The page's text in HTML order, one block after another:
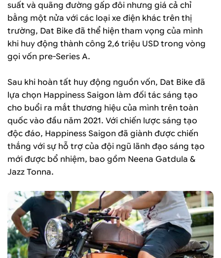
suất và quãng đường gấp đôi nhưng giá cả chỉ
bằng một nửa với các loại xe điện khác trên thị
trường, Dat Bike đã thể hiện tham vọng của mình
khi huy động thành công 2,6 triệu USD trong vòng
gọi vốn pre-Series A.
Sau khi hoàn tất huy động nguồn vốn, Dat Bike đã
lựa chọn Happiness Saigon làm đối tác sáng tạo
cho buổi ra mắt thương hiệu của mình trên toàn
quốc vào đầu năm 2021. Với chiến lược sáng tạo
độc đáo, Happiness Saigon đã giành được chiến
thắng với sự hỗ trợ của đội ngũ lãnh đạo sáng tạo
mới được bổ nhiệm, bao gồm Neena Gatdula &
Jazz Tonna.